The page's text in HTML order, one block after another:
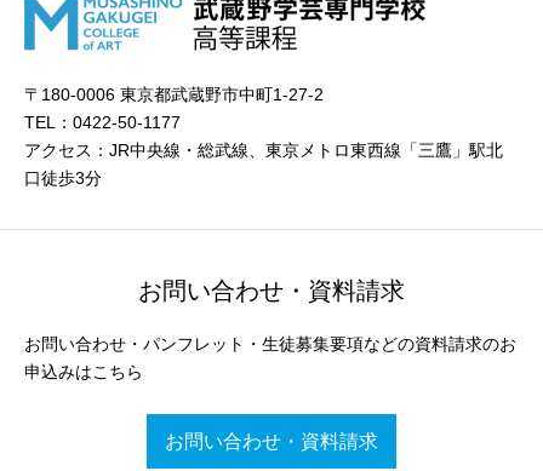
〒180-0006 東京都武蔵野市中町1-27-2
TEL：0422-50-1177
アクセス：JR中央線・総武線、東京メトロ東西線「三鷹」駅北
口徒歩3分
お問い合わせ・資料請求
お問い合わせ・パンフレット・生徒募集要項などの資料請求のお
申込みはこちら
お問い合わせ・資料請求